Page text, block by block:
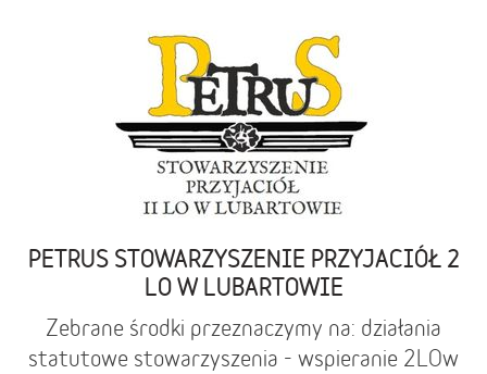
PETRUS STOWARZYSZENIE PRZYJACIÓŁ 2
LO W LUBARTOWIE
Zebrane środki przeznaczymy na: działania
statutowe stowarzyszenia - wspieranie 2LOw